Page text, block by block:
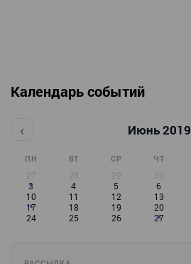
Календарь событий
‹ Июнь 2019
ПН ВТ СР ЧТ
27 28 29 30
3
4 5 6
10
11 12 13
17
18 19 20
24
25 26 27